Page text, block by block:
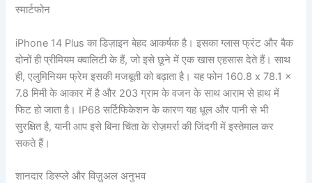
iPhone 14 Plus का डिज़ाइन बेहद आकर्षक है। इसका ग्लास फ्रंट और बैक
दोनों ही प्रीमियम क्वालिटी के हैं, जो इसे छूने में एक खास एहसास देते हैं। साथ
ही, एलुमिनियम फ्रेम इसकी मजबूती को बढ़ाता है। यह फोन 160.8 x 78.1 x
7.8 मिमी के आकार में है और 203 ग्राम के वजन के साथ आराम से हाथ में
फिट हो जाता है। IP68 सर्टिफिकेशन के कारण यह धूल और पानी से भी
सुरक्षित है, यानी आप इसे बिना चिंता के रोज़मर्रा की जिंदगी में इस्तेमाल कर
सकते हैं।
शानदार डिस्प्ले और विज़ुअल अनुभव